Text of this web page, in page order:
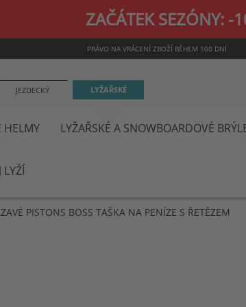
ZAČÁTEK SEZÓNY: -
PRÁVO NA VRÁCENÍ ZBOŽÍ BĚHEM 100 DNÍ
JEZDECKÝ LYŽAŘSKÉ
HELMY LYŽAŘSKÉ A SNOWBOARDOVÉ
LYŽÍ
PISTONS BOSS TAŠKA NA PENÍZE S ŘETĚZEM